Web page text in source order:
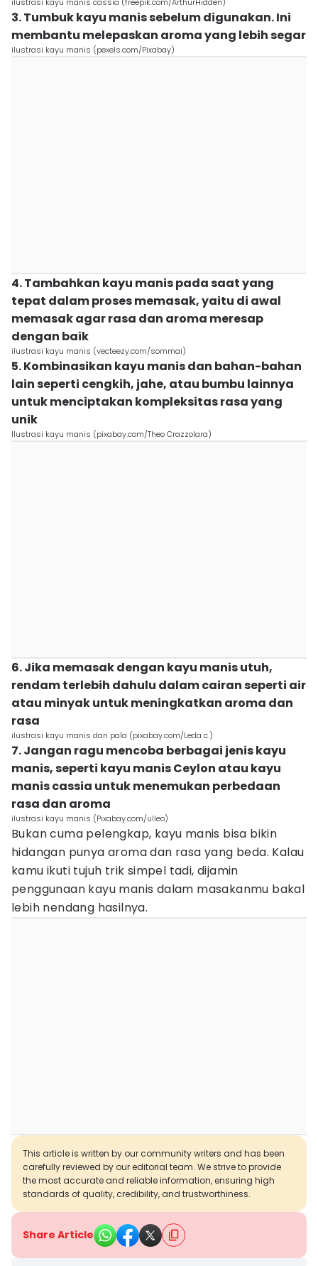
3. Tumbuk kayu manis sebelum digunakan. Ini
membantu melepaskan aroma yang lebih segar
ilustrasi kayu manis (pexels.com/Pixabay)
4. Tambahkan kayu manis pada saat yang
tepat dalam proses memasak, yaitu di awal
memasak agar rasa dan aroma meresap
dengan baik
ilustrasi kayu manis (vecteezy.com/sommai)
5. Kombinasikan kayu manis dan bahan-bahan
lain seperti cengkih, jahe, atau bumbu lainnya
untuk menciptakan kompleksitas rasa yang
unik
Ilustrasi kayu manis (pixabay.com/Theo Crazzolara)
6. Jika memasak dengan kayu manis utuh,
rendam terlebih dahulu dalam cairan seperti air
atau minyak untuk meningkatkan aroma dan
rasa
ilustrasi kayu manis dan pala (pixabay.com/Leda c.)
7. Jangan ragu mencoba berbagai jenis kayu
manis, seperti kayu manis Ceylon atau kayu
manis cassia untuk menemukan perbedaan
rasa dan aroma
ilustrasi kayu manis (Pixabay.com/ulleo)
Bukan cuma pelengkap, kayu manis bisa bikin
hidangan punya aroma dan rasa yang beda. Kalau
kamu ikuti tujuh trik simpel tadi, dijamin
penggunaan kayu manis dalam masakanmu bakal
lebih nendang hasilnya.
This article is written by our community writers and has been
carefully reviewed by our editorial team. We strive to provide
the most accurate and reliable information, ensuring high
standards of quality, credibility, and trustworthiness.
Share Article